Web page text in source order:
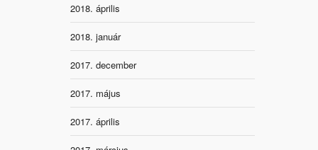
2018. április
2018. január
2017. december
2017. május
2017. április